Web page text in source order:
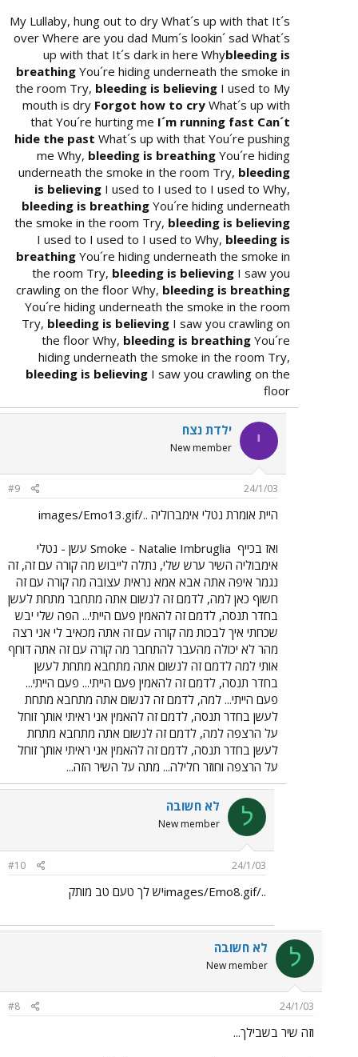
My Lullaby, hung out to dry What´s up with that It´s
over Where are you dad Mum´s lookin´ sad What´s
up with that It´s dark in here Whybleeding is
breathing You´re hiding underneath the smoke in
the room Try, bleeding is believing I used to My
mouth is dry Forgot how to cry What´s up with
that You´re hurting me I´m running fast Can´t
hide the past What´s up with that You´re pushing
me Why, bleeding is breathing You´re hiding
underneath the smoke in the room Try, bleeding
is believing I used to I used to I used to Why,
bleeding is breathing You´re hiding underneath
the smoke in the room Try, bleeding is believing
I used to I used to I used to Why, bleeding is
breathing You´re hiding underneath the smoke in
the room Try, bleeding is believing I saw you
crawling on the floor Why, bleeding is breathing
You´re hiding underneath the smoke in the room
Try, bleeding is believing I saw you crawling on
the floor Why, bleeding is breathing You´re
hiding underneath the smoke in the room Try,
bleeding is believing I saw you crawling on the
floor
י ילדת נצח
New member
24/1/03
#9
היית אומרת נטלי אימברוליה ../images/Emo13.gif
ואז בכייף
Smoke - Natalie Imbruglia עשן - נטלי
אימבוליה השיר ערש שלי, נתלה לייבוש מה קורה עם זה, זה
נגמר איפה אתה אבא אמא נראית עצובה מה קורה עם זה
חשוף כאן למה, לדמם זה לנשום אתה מתחבר מתחת לעשן
בחדר תנסה, לדמם זה להאמין פעם הייתי... הפה שלי יבש
שכחתי איך לבכות מה קורה עם זה אתה מכאיב לי אני רצה
מהר לא יכולה מהעבר להתחבר מה קורה עם זה אתה דוחף
אותי למה לדמם זה לנשום אתה מתחבא מתחת לעשן
בחדר תנסה, לדמם זה להאמין פעם הייתי... פעם הייתי...
פעם הייתי... למה, לדמם זה לנשום אתה מתחבא מתחת
לעשן בחדר תנסה, לדמם זה להאמין אני ראיתי אותך זוחל
על הרצפה למה, לדמם זה לנשום אתה מתחבא מתחת
לעשן בחדר תנסה, לדמם זה להאמין אני ראיתי אותך זוחל
על הרצפה וחוזר חלילה... מתה על השיר הזה...
ל לא חשובה
New member
24/1/03
#10
../images/Emo8.gifיש לך טעם טב מותק
ל לא חשובה
New member
24/1/03
#8
וזה שיר בשבילך...